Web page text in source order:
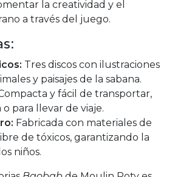
la creatividad y el
a través del juego.
Tres discos con ilustraciones
y paisajes de la sabana.
y fácil de transportar,
o para llevar de viaje.
Fabricada con materiales de
de tóxicos, garantizando la
niños.